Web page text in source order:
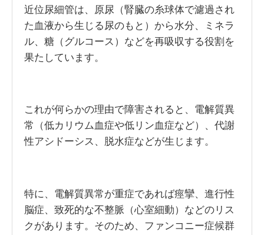
近位尿細管は、原尿（腎臓の糸球体で濾過され
た血液から生じる尿のもと）から水分、ミネラ
ル、糖（グルコース）などを再吸収する役割を
果たしています。
これが何らかの理由で障害されると、電解質異
常（低カリウム血症や低リン血症など）、代謝
性アシドーシス、脱水症などが生じます。
特に、電解質異常が重症であれば痙攣、進行性
脳症、致死的な不整脈（心室細動）などのリス
クがあります。そのため、ファンコニー症候群